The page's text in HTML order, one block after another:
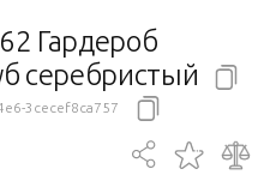
Гардероб
серебристый
3cecef8ca757